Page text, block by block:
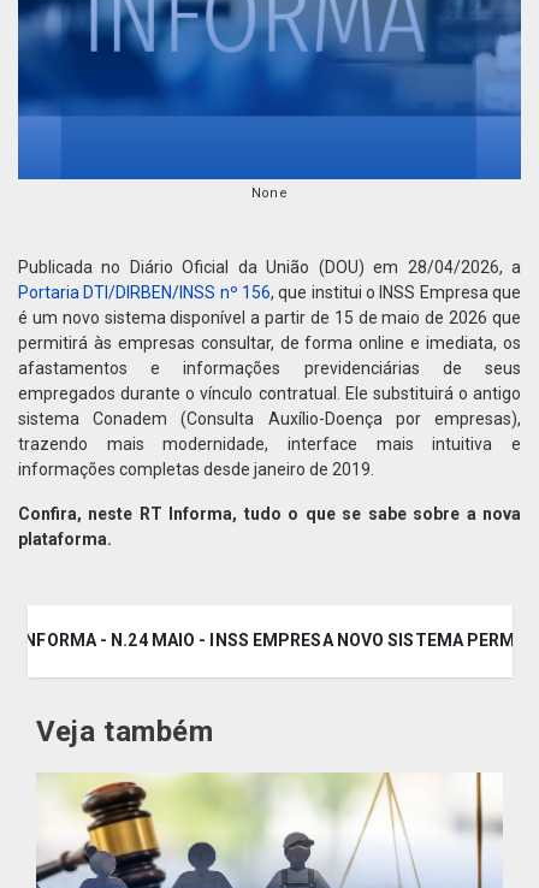
None
Publicada no Diário Oficial da União (DOU) em 28/04/2026, a
Portaria DTI/DIRBEN/INSS nº 156, que institui o INSS Empresa que
é um novo sistema disponível a partir de 15 de maio de 2026 que
permitirá às empresas consultar, de forma online e imediata, os
afastamentos e informações previdenciárias de seus
empregados durante o vínculo contratual. Ele substituirá o antigo
sistema Conadem (Consulta Auxílio-Doença por empresas),
trazendo mais modernidade, interface mais intuitiva e
informações completas desde janeiro de 2019.
Confira, neste RT Informa, tudo o que se sabe sobre a nova
plataforma.
INFORMA - N.24 MAIO - INSS EMPRESA NOVO SISTEMA
Veja também